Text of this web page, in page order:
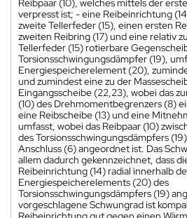
Reibpaar (10), welches mittels der
verpresst ist; - eine Reibeinrichtung
zweite Tellerfeder (15), einen ersten
zweiten Reibring (17) und eine relativ
Tellerfeder (15) rotierbare
Torsionsschwingungsdämpfer (19),
Energiespeicherelement (20),
und zumindest eine zu der
Eingangsscheibe (22,23), wobei das
(10) des Drehmomentbegrenzers (8)
eine Reibscheibe (13) und eine
umfasst, wobei das Reibpaar (10)
des Torsionsschwingungsdämpfers
Anschluss (6) angeordnet ist. Das
allem dadurch gekennzeichnet, dass
Reibeinrichtung (14) radial innerhalb
Energiespeicherelements (20) des
Torsionsschwingungsdämpfers (19)
vorgeschlagene Schwungrad ist